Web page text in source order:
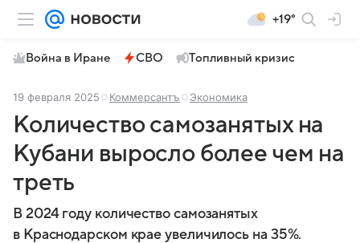
+19°
Война в Иране СВО Топливный кризис
19 февраля 2025 Коммерсантъ Экономика
Количество самозанятых на
Кубани выросло более чем на
треть
В 2024 году количество самозанятых
в Краснодарском крае увеличилось на 35%.